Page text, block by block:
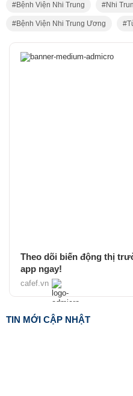
Bệnh Viện Nhi Trung Nhi
Bệnh Viện Nhi Trung Ương
Theo dõi biến động thị
app ngay!
cafef.vn
TIN MỚI CẬP NHẬT